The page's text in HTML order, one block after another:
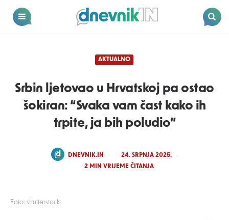
Dnevnik.in
Foto: shutterstock
AKTUALNO
Srbin ljetovao u Hrvatskoj pa ostao
šokiran: “Svaka vam čast kako ih
trpite, ja bih poludio”
POSTED
DNEVNIK.IN
24. SRPNJA 2025.
2 MIN VRIJEME ČITANJA